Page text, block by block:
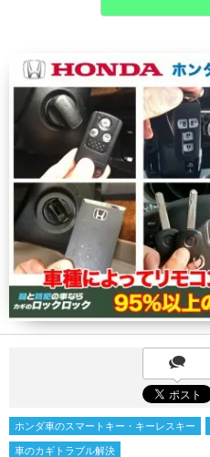
ホンダ車のスマートキー・キーレスキー
車のカギトラブル解決